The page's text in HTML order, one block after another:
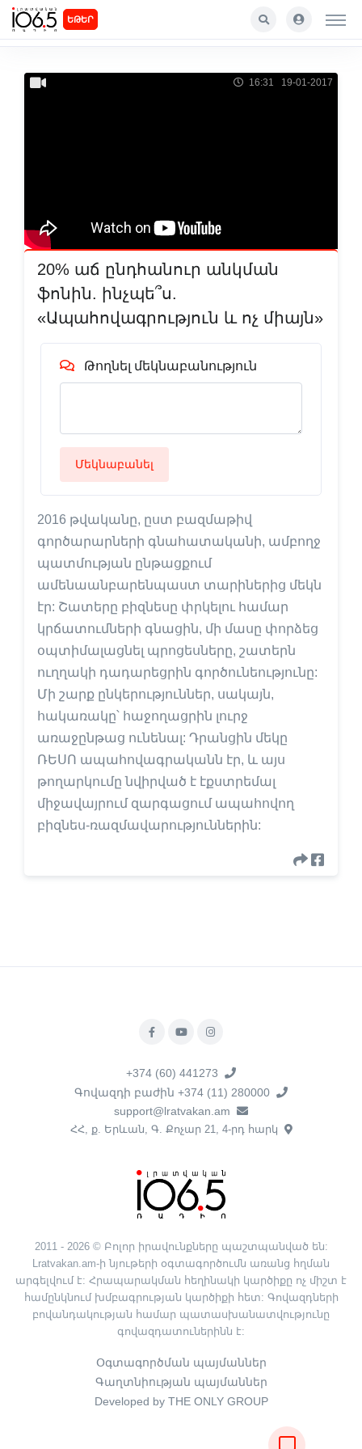
ԵԹԵՐ
16:31 19-01-2017
20% աճ ընդհանուր անկման
ֆոնին. ինչպե՞ս.
«Ապահովագրություն և ոչ միայն»
Թողնել մեկնաբանություն
Մեկնաբանել
2016 թվականը, ըստ բազմաթիվ
գործարարների գնահատականի, ամբողջ
պատմության ընթացքում
ամենաանբարենպաստ տարիներից մեկն
էր: Շատերը բիզնեսը փրկելու համար
կրճատումների գնացին, մի մասը փորձեց
օպտիմալացնել պրոցեսները, շատերն
ուղղակի դադարեցրին գործունեությունը:
Մի շարք ընկերություններ, սակայն,
հակառակը՝ հաջողացրին լուրջ
առաջընթաց ունենալ: Դրանցին մեկը
ՌԵՍՈ ապահովագրականն էր, և այս
թողարկումը նվիրված է էքստրեմալ
միջավայրում զարգացում ապահովող
բիզնես-ռազմավարություններին:
+374 (60) 441273
Գովազդի բաժին +374 (11) 280000
support@lratvakan.am
ՀՀ, ք. Երևան, Գ. Քոչար 21, 4-րդ հարկ
2011 - 2026 © Բոլոր իրավունքները պաշտպանված են:
Lratvakan.am-ի նյութերի օգտագործումն առանց հղման
արգելվում է: Հրապարակման հեղինակի կարծիքը ոչ միշտ է
համընկնում խմբագրության կարծիքի հետ: Գովազդների
բովանդակության համար պատասխանատվությունը
գովազդատուներինն է:
Օգտագործման պայմաններ
Գաղտնիության պայմաններ
Developed by THE ONLY GROUP